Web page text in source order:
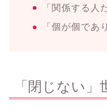
「関係する人
「個が個であ
「閉じない」